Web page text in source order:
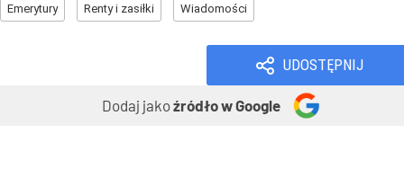
Emerytury Renty i zasiłki Wiadomości
UDOSTĘPNIJ
Dodaj jakoźródło w Google